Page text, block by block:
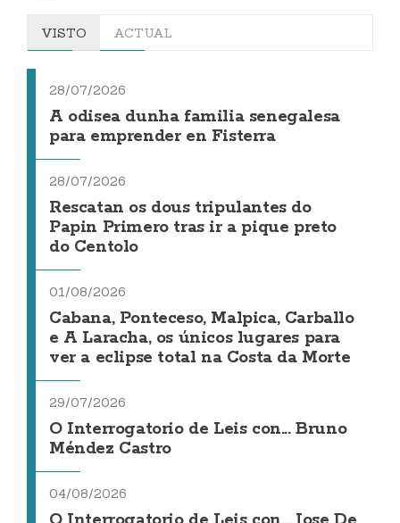
VISTO ACTUAL
28/07/2026
A odisea dunha familia senegalesa
para emprender en Fisterra
28/07/2026
Rescatan os dous tripulantes do
Papin Primero tras ir a pique preto
do Centolo
01/08/2026
Cabana, Ponteceso, Malpica, Carballo
e A Laracha, os únicos lugares para
ver a eclipse total na Costa da Morte
29/07/2026
O Interrogatorio de Leis con... Bruno
Méndez Castro
04/08/2026